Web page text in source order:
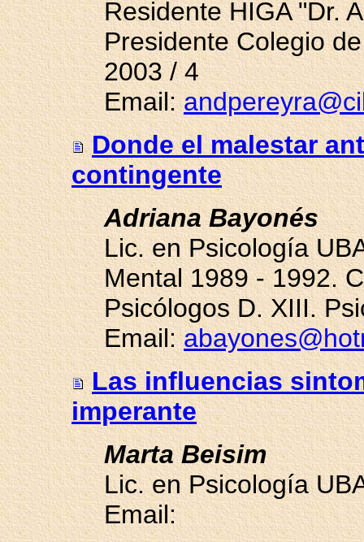
Residente HIGA "Dr.
Presidente Colegio
2003 / 4
Email:
Donde el malestar
contingente
Adriana Bayonés
Lic. en Psicología
Mental 1989 - 1992.
Psicólogos D. XIII.
Email:
Las influencias
imperante
Marta Beisim
Lic. en Psicología
Email: